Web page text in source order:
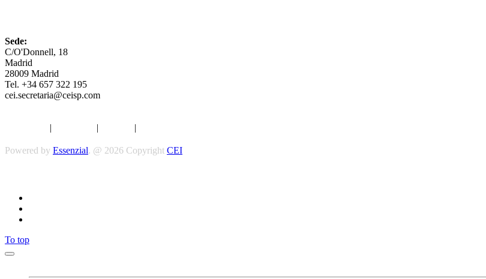
Sede:
C/O'Donnell, 18
Madrid
28009 Madrid
Tel. +34 657 322 195
cei.secretaria@ceisp.com
| | |
Powered by Essenzial. @ 2026 Copyright CEI
To top